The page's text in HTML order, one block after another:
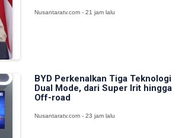
Nusantaratv.com - 21 jam lalu
BYD Perkenalkan Tiga Teknologi
Dual Mode, dari Super Irit hingga
Off-road
Nusantaratv.com - 23 jam lalu